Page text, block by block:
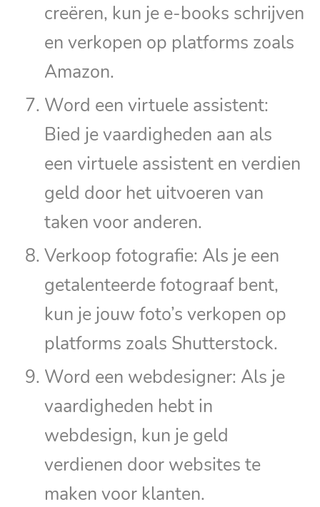
creëren, kun je e-books schrijven
en verkopen op platforms zoals
Amazon.
Word een virtuele assistent:
Bied je vaardigheden aan als
een virtuele assistent en verdien
geld door het uitvoeren van
taken voor anderen.
Verkoop fotografie: Als je een
getalenteerde fotograaf bent,
kun je jouw foto’s verkopen op
platforms zoals Shutterstock.
Word een webdesigner: Als je
vaardigheden hebt in
webdesign, kun je geld
verdienen door websites te
maken voor klanten.